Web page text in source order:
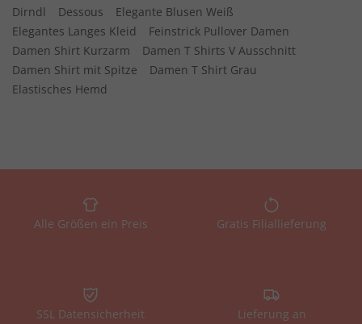
Dirndl Dessous
Elegante Blusen Weiß
Elegantes Langes Kleid
Feinstrick Pullover Damen
Damen Shirt Kurzarm
Damen T Shirts V Ausschnitt
Damen Shirt mit Spitze
Damen T Shirt Grau
Elastisches Hemd
Alle Größen ein Preis Gratis Filiallieferung
SSL Datensicherheit
Lieferung an